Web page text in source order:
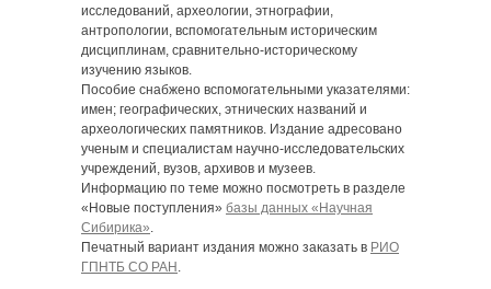
исследований, археологии, этнографии,
антропологии, вспомогательным историческим
дисциплинам, сравнительно-историческому
изучению языков.
Пособие снабжено вспомогательными указателями:
имен; географических, этнических названий и
археологических памятников. Издание адресовано
ученым и специалистам научно-исследовательских
учреждений, вузов, архивов и музеев.
Информацию по теме можно посмотреть в разделе
«Новые поступления» базы данных «Научная
Сибирика».
Печатный вариант издания можно заказать в РИО
ГПНТБ СО РАН .